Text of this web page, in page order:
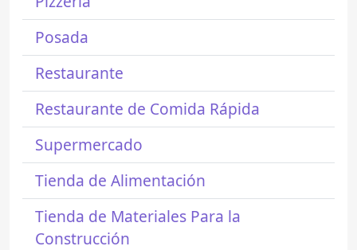
Posada
Restaurante
Restaurante de Comida Rápida
Supermercado
Tienda de Alimentación
Tienda de Materiales Para la
Construcción